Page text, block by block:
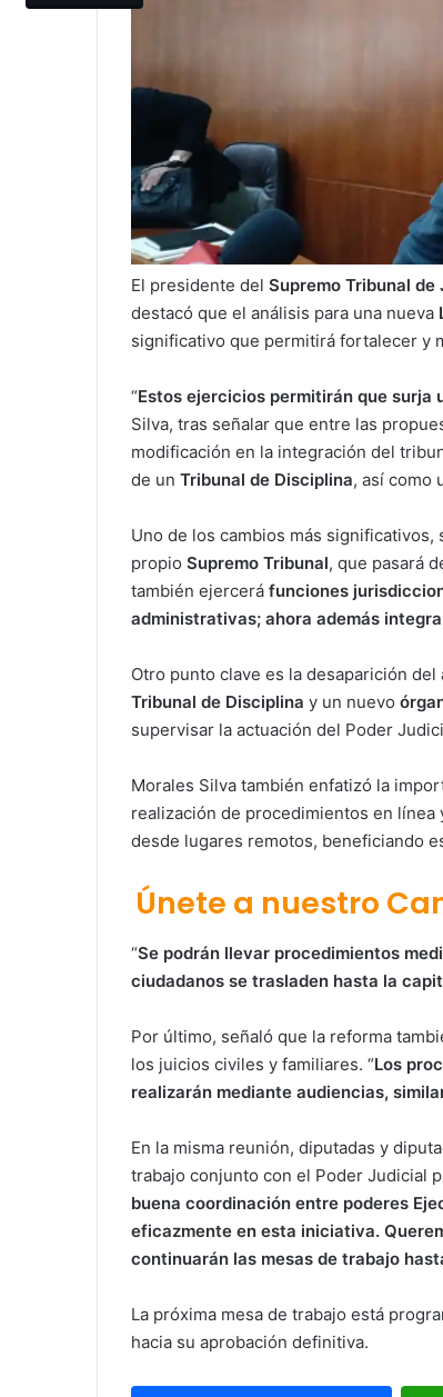
El presidente del Supremo Tribunal de
destacó que el análisis para una nueva
significativo que permitirá fortalecer y
“Estos ejercicios permitirán que surja
Silva, tras señalar que entre las
modificación en la integración del
de un Tribunal de Disciplina, así como
Uno de los cambios más
propio Supremo Tribunal, que pasará
también ejercerá funciones
administrativas; ahora además
Otro punto clave es la desaparición del
Tribunal de Disciplina y un nuevo
supervisar la actuación del Poder
Morales Silva también enfatizó la
realización de procedimientos en
desde lugares remotos, beneficiando
Únete a nuestro
“Se podrán llevar procedimientos
ciudadanos se trasladen hasta la
Por último, señaló que la reforma
los juicios civiles y familiares. “Los
realizarán mediante audiencias,
En la misma reunión, diputadas y
trabajo conjunto con el Poder Judicial
buena coordinación entre poderes
eficazmente en esta iniciativa.
continuarán las mesas de trabajo
La próxima mesa de trabajo está
hacia su aprobación definitiva.